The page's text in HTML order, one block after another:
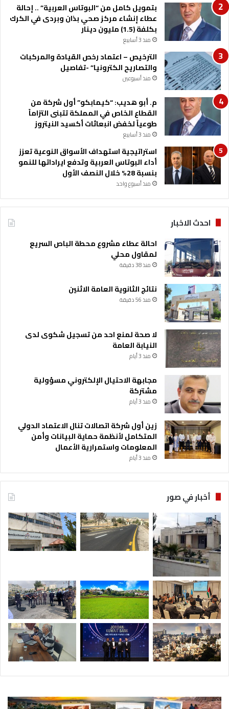
بتمويل كامل من “البوتاس العربية” .. إحالة
عطاء إنشاء مركز صحي بذان وبردى في الكرك
بكلفة (1.5) مليون دينار
منذ 3 أسابيع
الترخيص – اعتماد رخص القيادة والمركبات
والتصاريح الكترونيا” -تفاصيل
منذ أسبوعين
م. أبو هديب: “كيمابكو” أول شركة من
القطاع الخاص في المملكة تتبنى التزاماً
طوعياً لخفض انبعاثات أكسيد النيتروز
منذ 3 أسابيع
استراتيجية استهداف الأسواق النوعية تعزز
أداء البوتاس العربية وتدفع ايراداتها للنمو
بنسبة 28% خلال النصف الأول
منذ أسبوع واحد
احدث الاخبار
احالة عطاء مشروع محطة الباص السريع
لمقاول محلي
منذ 38 دقيقة
نتائج الثانوية العامة الاثنين
منذ 56 دقيقة
لا صحة لمنع احد من تسجيل شكوى لدى
النيابة العامة
منذ 3 أيام
مجابهة الاحتيال الإلكتروني مسؤولية
مشتركة
منذ 3 أيام
زين أول شركة اتصالات تنال الاعتماد الدولي
المتكامل لأنظمة حماية البيانات وأمن
المعلومات واستمرارية الأعمال
منذ 3 أيام
أخبار في صور